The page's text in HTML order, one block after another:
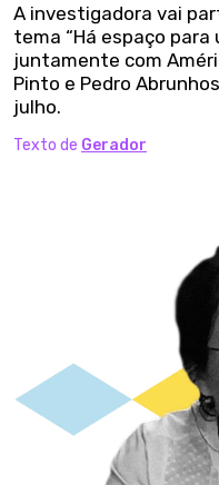
A investigadora vai
tema “Há espaço
juntamente com
Pinto e Pedro
julho.
Texto de Gerador